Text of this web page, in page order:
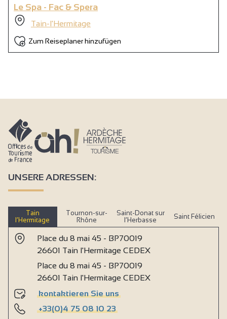
Le Spa - Fac & Spera
Tain-l'Hermitage
Zum Reiseplaner hinzufügen
UNSERE ADRESSEN:
Tain
l’Hermitage
Tournon-sur-
Rhône
Saint-Donat sur
l’Herbasse
Saint Félicien
Place du 8 mai 45 - BP70019
26601 Tain l'Hermitage CEDEX
Place du 8 mai 45 - BP70019
26601 Tain l'Hermitage CEDEX
kontaktieren Sie uns
+33(0)4 75 08 10 23